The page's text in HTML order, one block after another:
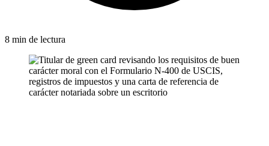
8 min de lectura